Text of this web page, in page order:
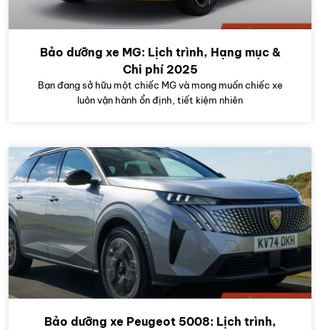
Bảo dưỡng xe MG: Lịch trình, Hạng mục &
Chi phí 2025
Bạn đang sở hữu một chiếc MG và mong muốn chiếc xe
luôn vận hành ổn định, tiết kiệm nhiên
Bảo dưỡng xe Peugeot 5008: Lịch trình,